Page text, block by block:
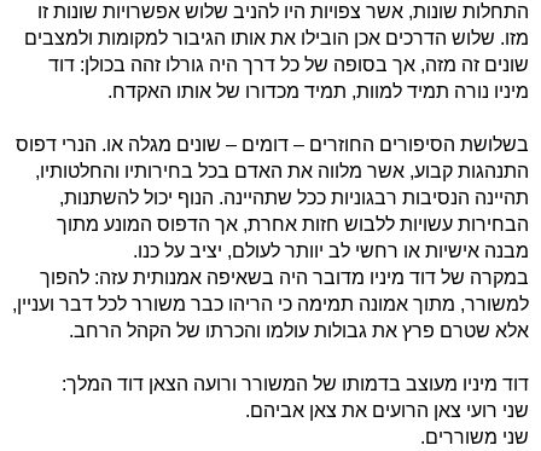
התחלות שונות, אשר צפויות היו להניב שלוש אפשרויות שונות זו
מזו. שלוש הדרכים אכן הובילו את אותו הגיבור למקומות ולמצבים
שונים זה מזה, אך בסופה של כל דרך היה גורלו זהה בכולן: דוד
מיניו נורה תמיד למוות, תמיד מכדורו של אותו האקדח.
בשלושת הסיפורים החוזרים – דומים – שונים מגלה או. הנרי דפוס
התנהגות קבוע, אשר מלווה את האדם בכל בחירותיו והחלטותיו,
תהיינה הנסיבות רבגוניות ככל שתהיינה. הנוף יכול להשתנות,
הבחירות עשויות ללבוש חזות אחרת, אך הדפוס המונע מתוך
מבנה אישיות או רחשי לב יוותר לעולם, יציב על כנו.
במקרה של דוד מיניו מדובר היה בשאיפה אמנותית עזה: להפוך
למשורר, מתוך אמונה תמימה כי הריהו כבר משורר לכל דבר ועניין,
אלא שטרם פרץ את גבולות עולמו והכרתו של הקהל הרחב.
דוד מיניו מעוצב בדמותו של המשורר ורועה הצאן דוד המלך:
שני רועי צאן הרועים את צאן אביהם.
שני משוררים.